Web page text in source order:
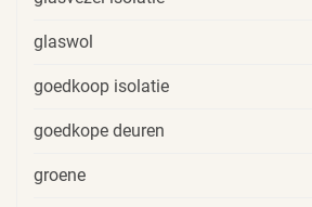
glaswol
goedkoop isolatie
goedkope deuren
groene